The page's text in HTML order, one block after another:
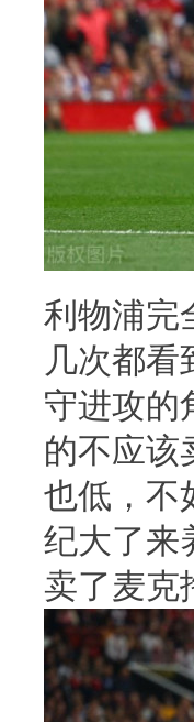
利物浦完
几次都
守进攻的
的不应该
也低，不
纪大了来
卖了麦克